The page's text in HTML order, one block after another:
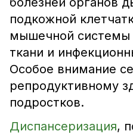
подкожной
мышечной системы
ткани и
Особое внимание
репродуктивному
подростков.
Диспансеризация,